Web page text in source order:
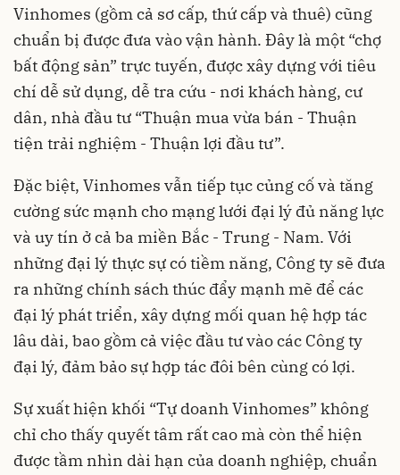
Vinhomes (gồm cả sơ cấp, thứ cấp và thuê) cũng
chuẩn bị được đưa vào vận hành. Đây là một “chợ
bất động sản” trực tuyến, được xây dựng với tiêu
chí dễ sử dụng, dễ tra cứu - nơi khách hàng, cư
dân, nhà đầu tư “Thuận mua vừa bán - Thuận
tiện trải nghiệm - Thuận lợi đầu tư”.
Đặc biệt, Vinhomes vẫn tiếp tục củng cố và tăng
cường sức mạnh cho mạng lưới đại lý đủ năng lực
và uy tín ở cả ba miền Bắc - Trung - Nam. Với
những đại lý thực sự có tiềm năng, Công ty sẽ đưa
ra những chính sách thúc đẩy mạnh mẽ để các
đại lý phát triển, xây dựng mối quan hệ hợp tác
lâu dài, bao gồm cả việc đầu tư vào các Công ty
đại lý, đảm bảo sự hợp tác đôi bên cùng có lợi.
Sự xuất hiện khối “Tự doanh Vinhomes” không
chỉ cho thấy quyết tâm rất cao mà còn thể hiện
được tầm nhìn dài hạn của doanh nghiệp, chuẩn